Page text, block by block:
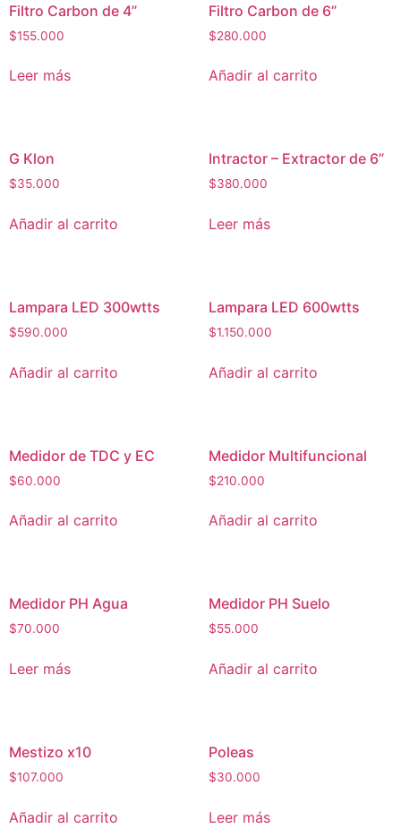
Filtro Carbon de 4”
$155.000
Leer más
Filtro Carbon de 6”
$280.000
Añadir al carrito
G Klon
$35.000
Añadir al carrito
Intractor – Extractor de 6”
$380.000
Leer más
Lampara LED 300wtts
$590.000
Añadir al carrito
Lampara LED 600wtts
$1.150.000
Añadir al carrito
Medidor de TDC y EC
$60.000
Añadir al carrito
Medidor Multifuncional
$210.000
Añadir al carrito
Medidor PH Agua
$70.000
Leer más
Medidor PH Suelo
$55.000
Añadir al carrito
Mestizo x10
$107.000
Añadir al carrito
Poleas
$30.000
Leer más